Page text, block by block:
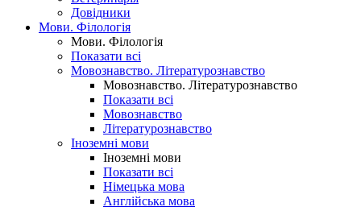
Довідники
Мови. Філологія
Мови. Філологія
Показати всі
Мовознавство. Літературознавство
Мовознавство. Літературознавство
Показати всі
Мовознавство
Літературознавство
Іноземні мови
Іноземні мови
Показати всі
Німецька мова
Англійська мова